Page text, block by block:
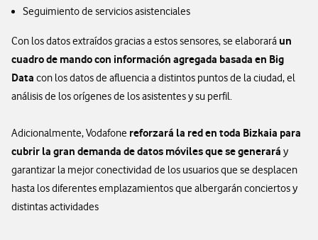
Seguimiento de servicios asistenciales
Con los datos extraídos gracias a estos sensores, se elaborará un
cuadro de mando con información agregada basada en Big
Data con los datos de afluencia a distintos puntos de la ciudad, el
análisis de los orígenes de los asistentes y su perfil.
Adicionalmente, Vodafone reforzará la red en toda Bizkaia para
cubrir la gran demanda de datos móviles que se generará y
garantizar la mejor conectividad de los usuarios que se desplacen
hasta los diferentes emplazamientos que albergarán conciertos y
distintas actividades